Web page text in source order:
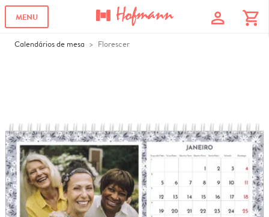
MENU profile shopping_cart
Calendários de mesa Florescer